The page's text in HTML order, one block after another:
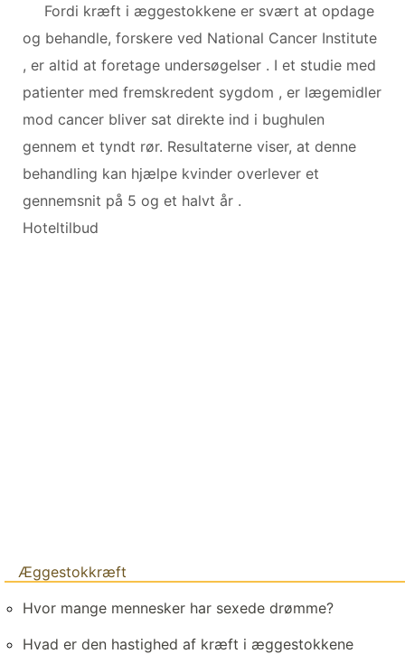
Fordi kræft i æggestokkene er svært at opdage
og behandle, forskere ved National Cancer Institute
, er altid at foretage undersøgelser . I et studie med
patienter med fremskredent sygdom , er lægemidler
mod cancer bliver sat direkte ind i bughulen
gennem et tyndt rør. Resultaterne viser, at denne
behandling kan hjælpe kvinder overlever et
gennemsnit på 5 og et halvt år .
Hoteltilbud
Æggestokkræft
Hvor mange mennesker har sexede drømme?
Hvad er den hastighed af kræft i æggestokkene